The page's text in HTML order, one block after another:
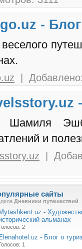
-
|
Шамиля
и
|
сайты
Дневники путешествий
Mytashkent.uz -
альманах
2
Elenahotel.uz - Блог о
1